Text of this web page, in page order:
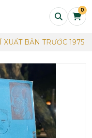
0
XUẤT BẢN TRƯỚC 1975